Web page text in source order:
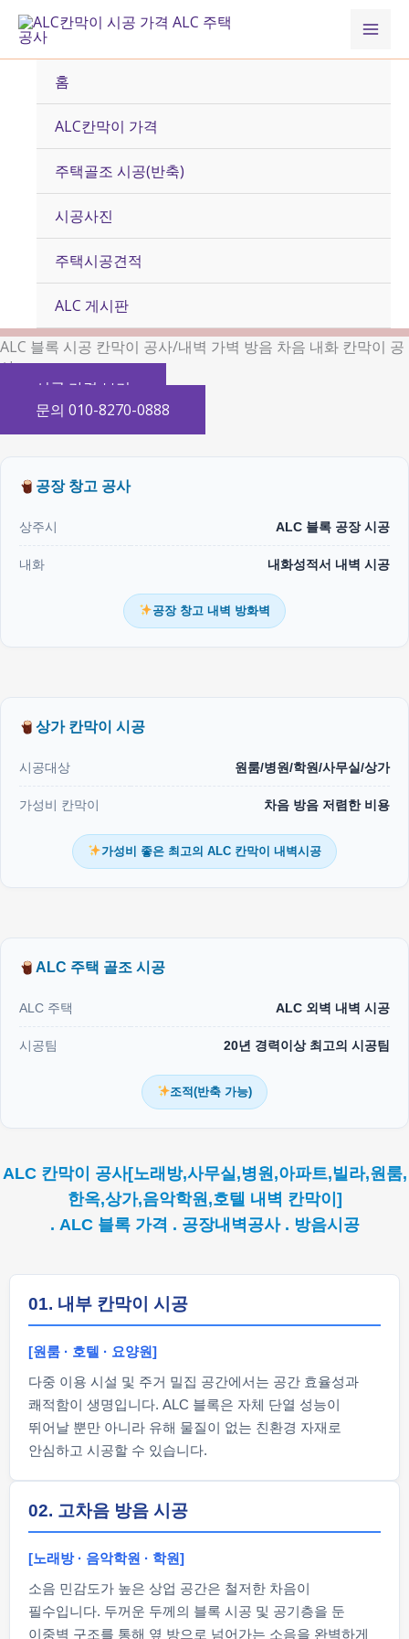
츠
홈
ALC칸막이 가격
주택골조 시공(반축)
시공사진
주택시공견적
ALC 게시판
ALC 블록 시공 칸막이 공사/내벽 가벽 방음 차음 내화 칸막이 공
사
시공 가격 보기
문의 010-8270-0888
공장 창고 공사
상주시 ALC 블록 공장 시공
내화 내화성적서 내벽 시공
공장 창고 내벽 방화벽
상가 칸막이 시공
시공대상 원룸/병원/학원/사무실/상가
가성비 칸막이 차음 방음 저렴한 비용
가성비 좋은 최고의 ALC 칸막이 내벽시공
ALC 주택 골조 시공
ALC 주택 ALC 외벽 내벽 시공
시공팀 20년 경력이상 최고의 시공팀
조적(반축 가능)
ALC 칸막이 공사[노래방,사무실,병원,아파트,빌라,원룸,
한옥,상가,음악학원,호텔 내벽 칸막이]
. ALC 블록 가격 . 공장내벽공사 . 방음시공
01. 내부 칸막이 시공
[원룸 · 호텔 · 요양원]
다중 이용 시설 및 주거 밀집 공간에서는 공간 효율성과
쾌적함이 생명입니다. ALC 블록은 자체 단열 성능이
뛰어날 뿐만 아니라 유해 물질이 없는 친환경 자재로
안심하고 시공할 수 있습니다.
02. 고차음 방음 시공
[노래방 · 음악학원 · 학원]
소음 민감도가 높은 상업 공간은 철저한 차음이
필수입니다. 두꺼운 두께의 블록 시공 및 공기층을 둔
이중벽 구조를 통해 옆 방으로 넘어가는 소음을 완벽하게